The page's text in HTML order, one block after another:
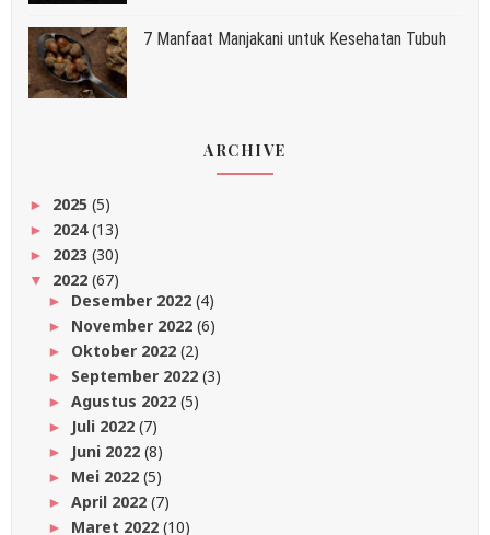
7 Manfaat Manjakani untuk Kesehatan Tubuh
ARCHIVE
► 2025 (5)
► 2024(13)
► 2023 (30)
▼ 2022 (67)
► Desember 2022 (4)
► November 2022 (6)
► Oktober 2022 (2)
► September 2022 (3)
► Agustus 2022 (5)
► Juli 2022 (7)
► Juni 2022 (8)
► Mei 2022 (5)
► April 2022 (7)
► Maret 2022 (10)